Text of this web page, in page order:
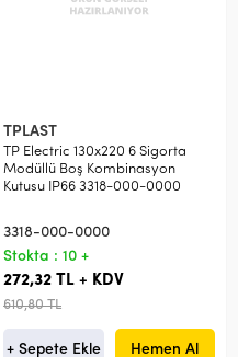
TPLAST
TP Electric 130x220 6 Sigorta
Modüllü Boş Kombinasyon
Kutusu IP66 3318-000-0000
3318-000-0000
Stokta : 10 +
272,32 TL + KDV
610,80 TL
+ Sepete Ekle Hemen Al